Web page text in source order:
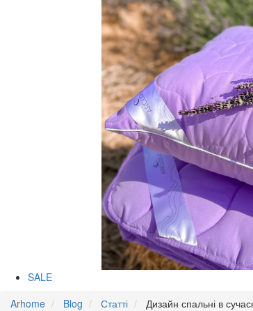
SALE
Arhome
Blog Статті Дизайн спальні в